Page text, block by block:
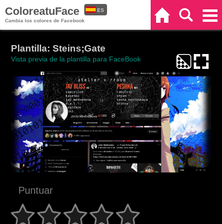
ColoreatuFace
Cambia los colores de Facebook
ES
Plantilla: Steins;Gate
Vista previa de la plantilla para FaceBook
Puntuar